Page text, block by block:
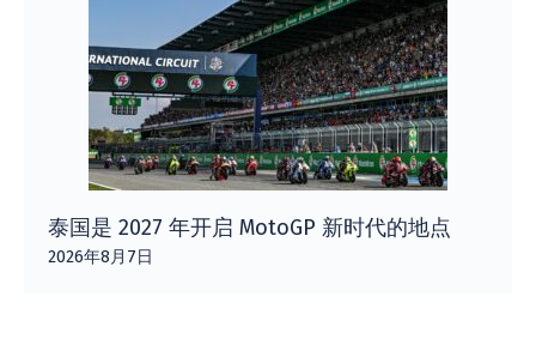
泰国是 2027 年开启 MotoGP 新时代的地点
2026年8月7日